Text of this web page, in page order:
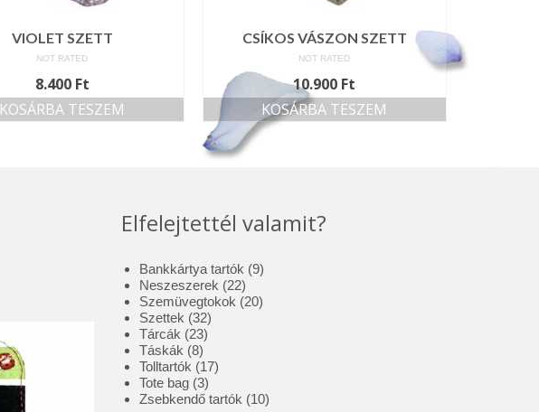
VIOLET SZETT
NOT RATED
8.400 Ft
KOSÁRBA TESZEM
CSÍKOS VÁSZON SZETT
NOT RATED
10.900 Ft
KOSÁRBA TESZEM
Elfelejtettél valamit?
Bankkártya tartók 99
Neszeszerek 2222
termék
Szemüvegtokok 2020
Szettek 3232
termék
Tárcák 2323
termék
Táskák 88
termék
Tolltartók 1717
Tote bag 33
termék
Zsebkendő tartók 1010